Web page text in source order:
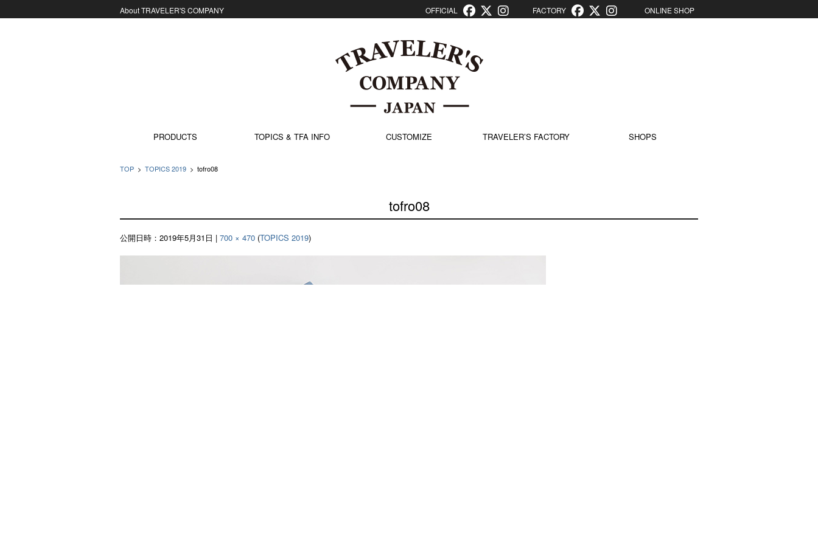
About TRAVELER'S COMPANY OFFICIAL FACTORY ONLINE SHOP
PRODUCTS
TOPICS & TFA INFO CUSTOMIZE TRAVELER’S FACTORY SHOPS
TOP > TOPICS 2019 > tofro08
tofro08
公開日時： 2019年5月31日 | 700 × 470 (TOPICS 2019)